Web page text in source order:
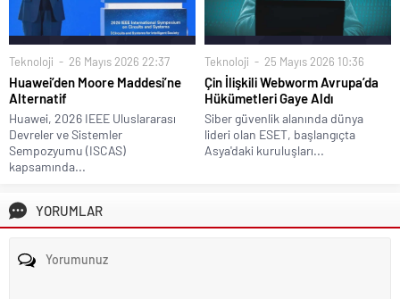
Teknoloji 26 Mayıs 2026 22:37
Huawei’den Moore Maddesi’ne
Alternatif
Huawei, 2026 IEEE Uluslararası
Devreler ve Sistemler
Sempozyumu (ISCAS)
kapsamında...
Teknoloji 25 Mayıs 2026 10:36
Çin İlişkili Webworm Avrupa’da
Hükümetleri Gaye Aldı
Siber güvenlik alanında dünya
lideri olan ESET, başlangıçta
Asya'daki kuruluşları...
YORUMLAR